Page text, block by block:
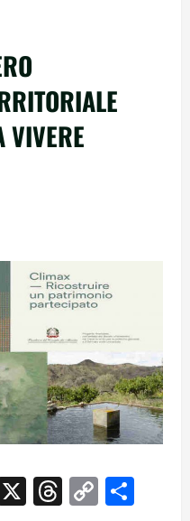
VIVERE
X Threads
Copy